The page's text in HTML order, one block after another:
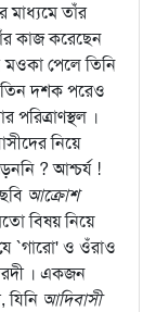
মাধ্যমে তাঁর
কাজ করেছেন
পেলে তিনি
দশক পরেও
।
নিয়ে
? আশ্চর্য !
আক্রোশ
বিষয় নিয়ে
`গারো' ও ওঁরাও
। একজন
আদিবাসী